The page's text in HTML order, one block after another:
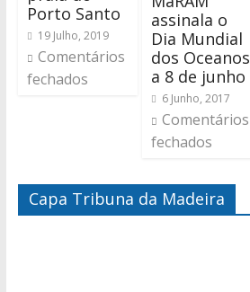
Porto Santo
19 Julho, 2019
Comentários
fechados
assinala o
Dia Mundial
dos Oceanos
a 8 de junho
6 Junho, 2017
Comentários
fechados
Capa Tribuna da Madeira